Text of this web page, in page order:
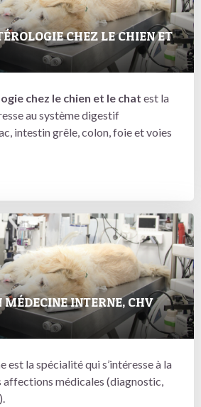
CHEZ LE CHIEN ET
chez le chien et le chat est la
au système digestif
intestin grêle, colon, foie et voies
MÉDECINE INTERNE, CHV
est la spécialité qui s’intéresse à la
affections médicales (diagnostic,